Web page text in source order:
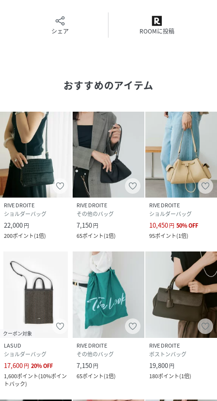
光沢の低下やキズ、コーティング剥離の原因になりますので
着用の際、スレにご注意ください。
高温多湿の場所を避け、風通しのよい暗所に保管してくださ
●天然皮革はデリケートな為、使用を重ねる度に風合いや色
合いが微妙に変化します。
鋭利なものとの摩擦や接触により表面にスレや傷が発生しや
すく、色目が変わったりします。
●摩擦(特に雨や汗で濡れた状態)により衣料や身の周りの物
に色落ち、色移りする恐れがあります。
雨や水に濡れると、その部分の色合いが変化してシミ状に見
えることがありますので、特に降雨・降雪時の使用には十分
ご注意ください。
●スウェードは、皮革を毛羽立たせる加工を施している為、
使用時のもみ・摩擦により細かい毛羽が他の衣類等に付着し
●内容物が著しく重いもの、または鋭利なものを入れた場
合、通常使用でも型崩れや金具類等を破損する場合がありま
す。
ファスナー、ホック、金具、ストラップベルト等付属物にも
極度の負荷がかかった場合は付属物及び製品が破損する恐れ
がありますので取扱いにはご注意ください。
●高温多湿な場所は避け風通しの良い場所で保管下さい。カ
ビ防止のためビニール袋での収納はしないでください。
●自然光及び照明等を長時間受けますと、変色することがあ
りますのでご注意ください。
●高温に近づいたり、ベンジン・シンナー等の使用は避けて
ください。
シェア ROOMに投稿
おすすめのアイテム
RIVE DROITE
ショルダーバッグ
22,000円
200ポイント(1倍)
RIVE DROITE
その他のバッグ
7,150円
65ポイント(1倍)
RIVE DROITE
ショルダーバッグ
10,450円 50%OFF
95ポイント(1倍)
クーポン対象
LASUD
ショルダーバッグ
17,600円 20%OFF
1,600ポイント(10%ポイン
トバック)
RIVE DROITE
その他のバッグ
7,150円
65ポイント(1倍)
RIVE DROITE
ボストンバッグ
19,800円
180ポイント(1倍)